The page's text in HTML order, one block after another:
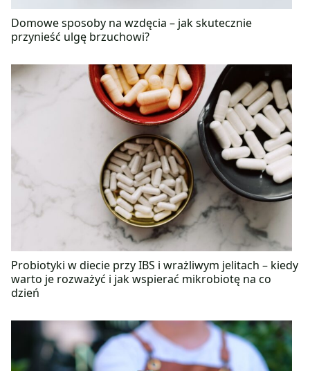
Domowe sposoby na wzdęcia – jak skutecznie
przynieść ulgę brzuchowi?
Probiotyki w diecie przy IBS i wrażliwym jelitach – kiedy
warto je rozważyć i jak wspierać mikrobiotę na co
dzień